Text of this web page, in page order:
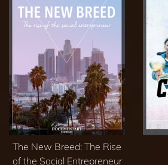
The New Breed: The Rise
of the Social Entrepreneur